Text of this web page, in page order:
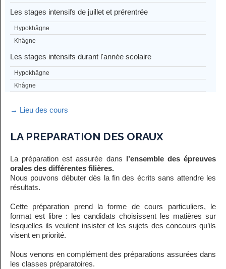
Les stages intensifs de juillet et prérentrée
Hypokhâgne
Khâgne
Les stages intensifs durant l'année scolaire
Hypokhâgne
Khâgne
→ Lieu des cours
LA PREPARATION DES ORAUX
La préparation est assurée dans
l’ensemble des épreuves
orales des différentes filières.
Nous pouvons débuter dès la fin des écrits sans attendre les
résultats.
Cette préparation prend la forme de cours particuliers, le
format est libre : les candidats choisissent les matières sur
lesquelles ils veulent insister et les sujets des concours qu’ils
visent en priorité.
Nous venons en complément des préparations assurées dans
les classes préparatoires.